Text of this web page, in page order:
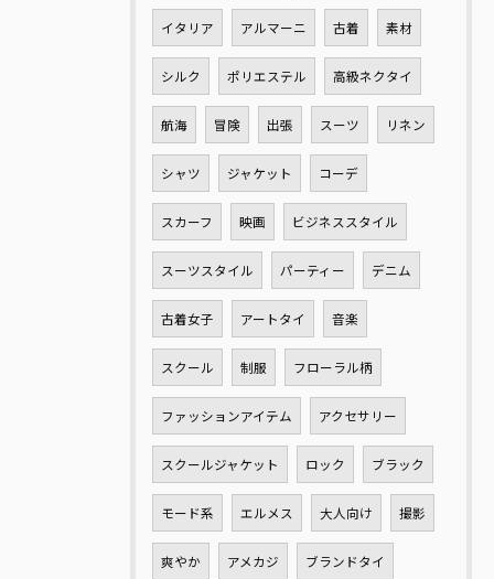
イタリア アルマーニ 古着 素材
シルク ポリエステル 高級ネクタイ
航海 冒険 出張 スーツ リネン
シャツ ジャケット コーデ
スカーフ 映画 ビジネススタイル
スーツスタイル パーティー デニム
古着女子 アートタイ 音楽
スクール 制服 フローラル柄
ファッションアイテム アクセサリー
スクールジャケット ロック ブラック
モード系 エルメス 大人向け 撮影
爽やか アメカジ ブランドタイ